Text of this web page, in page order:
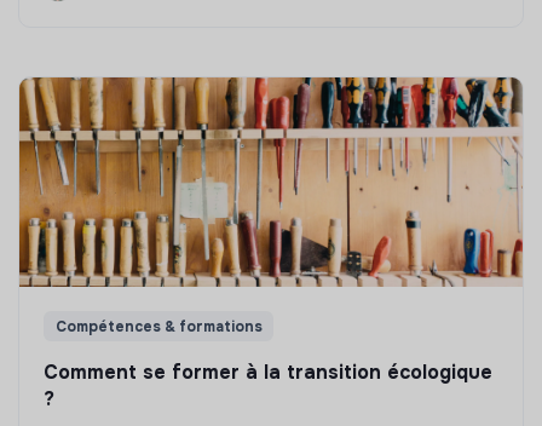
Compétences & formations
Comment se former à la transition écologique
?